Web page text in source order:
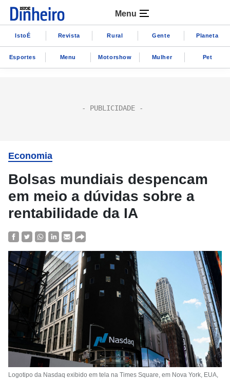
Menu
IstoÉ Revista Rural Gente Planeta
Esportes Menu Motorshow Mulher Pet
Economia
Bolsas mundiais despencam
em meio a dúvidas sobre a
rentabilidade da IA
Logotipo da Nasdaq exibido em tela na Times Square, em Nova York, EUA,